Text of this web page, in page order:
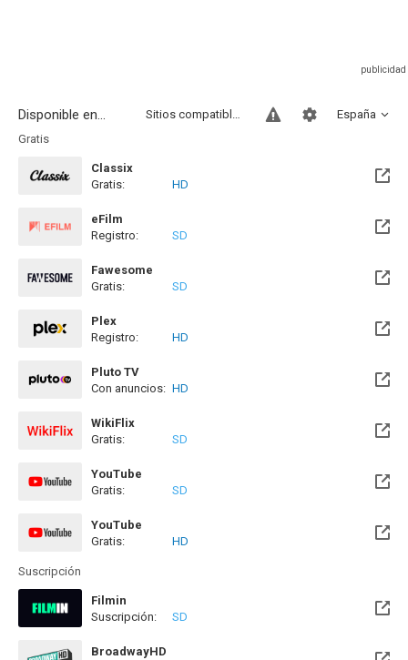
Disponible en... España
Sitios compatibles
Gratis
Classix
Gratis:
HD
eFilm
Registro:
SD
Fawesome
Gratis:
SD
Plex
Registro:
HD
Pluto TV
Con anuncios: HD
WikiFlix
Gratis:
SD
YouTube
Gratis:
SD
YouTube
Gratis:
HD
Suscripción
Filmin
Disponible hasta el Mié, 31 Dic 2031 (Quedan 5 años)
Suscripción: SD
BroadwayHD